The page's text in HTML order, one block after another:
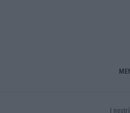
sciopero del commercio e della
I